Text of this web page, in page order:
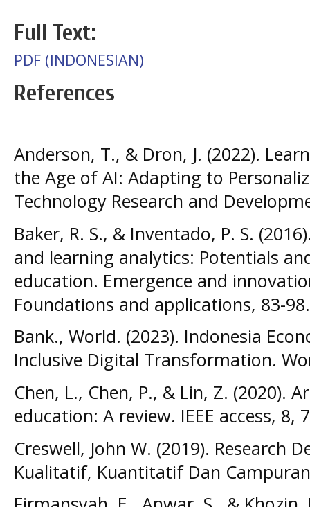
Full Text:
PDF (INDONESIAN)
References
Anderson, T., & Dron, J. (2022).
the Age of AI: Adapting to
Technology Research and
Baker, R. S., & Inventado, P. S.
and learning analytics: Potentials
education. Emergence and
Foundations and applications, 83-98.
Bank., World. (2023). Indonesia
Inclusive Digital Transformation.
Chen, L., Chen, P., & Lin, Z. (2020).
education: A review. IEEE access, 8,
Creswell, John W. (2019). Research
Kualitatif, Kuantitatif Dan